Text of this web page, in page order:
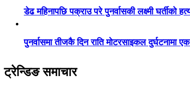
डेढ महिनापछि पक्राउ परे पुनर्वासकी लक्ष्मी घर्तीको
पुनर्वासमा तीजकै दिन राति मोटरसाइकल दुर्घटनामा
ट्रेन्डिङ समाचार